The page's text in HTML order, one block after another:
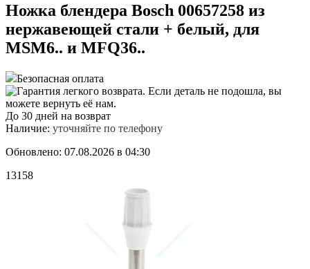
Ножка блендера Bosch 00657258 из
нержавеющей стали + белый, для
MSM6.. и MFQ36..
Безопасная оплата
До 30 дней на возврат
Наличие: уточняйте по телефону
Обновлено: 07.08.2026 в 04:30
13158